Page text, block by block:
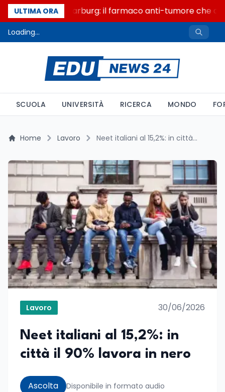
ULTIMA ORA
Un secolo di Warburg: il farmaco anti-tumore che
Loading...
SCUOLA UNIVERSITÀ RICERCA MONDO
Home Lavoro Neet italiani al 15,2%: in città il 90% lavora in nero
Lavoro 30/06/2026
Neet italiani al 15,2%: in
città il 90% lavora in nero
Ascolta Disponibile in formato audio